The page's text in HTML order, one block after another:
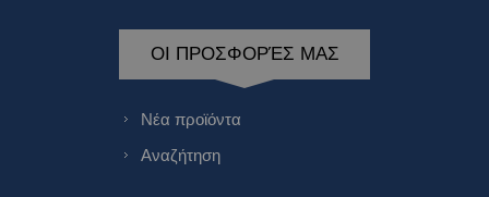
ΟΙ ΠΡΟΣΦΟΡΈΣ ΜΑΣ
Νέα προϊόντα
Αναζήτηση